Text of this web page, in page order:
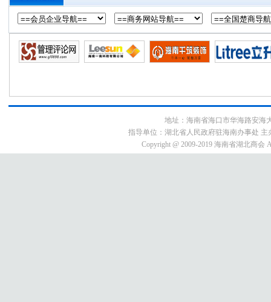
地址：海南省海口市华海路安海
指导单位：湖北省人民政府驻海南办事处
Copyright @ 2009-2019 海南省湖北商会